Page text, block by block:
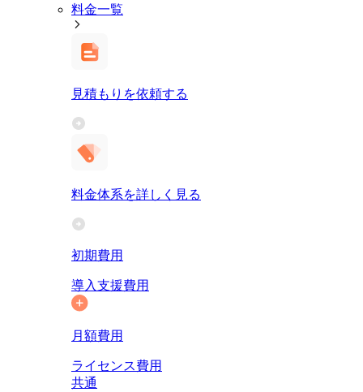
料金一覧
見積もりを依頼する
料金体系を詳しく見る
初期費用
導入支援費用
月額費用
ライセンス費用
共通